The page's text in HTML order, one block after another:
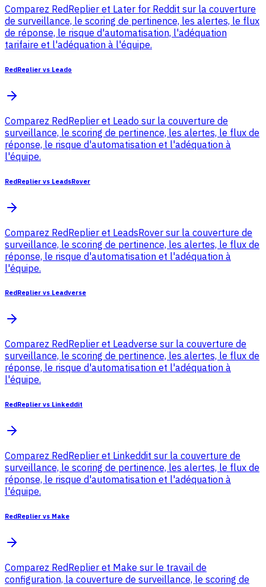
Comparez RedReplier et Later for Reddit sur la couverture
de surveillance, le scoring de pertinence, les alertes, le flux
de réponse, le risque d'automatisation, l'adéquation
tarifaire et l'adéquation à l'équipe.
RedReplier vs Leado
Comparez RedReplier et Leado sur la couverture de
surveillance, le scoring de pertinence, les alertes, le flux de
réponse, le risque d'automatisation et l'adéquation à
l'équipe.
RedReplier vs LeadsRover
Comparez RedReplier et LeadsRover sur la couverture de
surveillance, le scoring de pertinence, les alertes, le flux de
réponse, le risque d'automatisation et l'adéquation à
l'équipe.
RedReplier vs Leadverse
Comparez RedReplier et Leadverse sur la couverture de
surveillance, le scoring de pertinence, les alertes, le flux de
réponse, le risque d'automatisation et l'adéquation à
l'équipe.
RedReplier vs Linkeddit
Comparez RedReplier et Linkeddit sur la couverture de
surveillance, le scoring de pertinence, les alertes, le flux de
réponse, le risque d'automatisation et l'adéquation à
l'équipe.
RedReplier vs Make
Comparez RedReplier et Make sur le travail de
configuration, la couverture de surveillance, le scoring de